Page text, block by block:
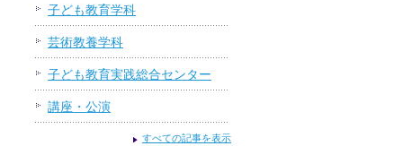
子ども教育学科
芸術教養学科
子ども教育実践総合センター
講座・公演
すべての記事を表示